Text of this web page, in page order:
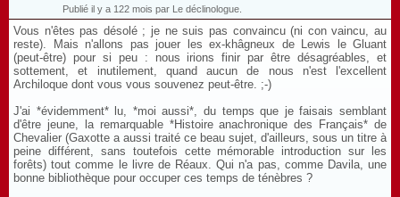
Publié il y a 122 mois par Le déclinologue.
Vous n'êtes pas désolé ; je ne suis pas convaincu (ni con vaincu, au
reste). Mais n'allons pas jouer les ex-khâgneux de Lewis le Gluant
(peut-être) pour si peu : nous irions finir par être désagréables, et
sottement, et inutilement, quand aucun de nous n'est l'excellent
Archiloque dont vous vous souvenez peut-être. ;-)
J'ai *évidemment* lu, *moi aussi*, du temps que je faisais semblant
d'être jeune, la remarquable *Histoire anachronique des Français* de
Chevalier (Gaxotte a aussi traité ce beau sujet, d'ailleurs, sous un titre à
peine différent, sans toutefois cette mémorable introduction sur les
forêts) tout comme le livre de Réaux. Qui n'a pas, comme Davila, une
bonne bibliothèque pour occuper ces temps de ténèbres ?